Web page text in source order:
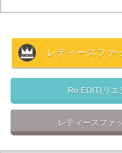
て絶対の定評があります
をアップしているリエデ
って強い味方です。
低価格ながら高品質
698円のとろみカットソ
ど、流行りものを低価格
レディースファ
Re:EDIT(リエ
レディースファ